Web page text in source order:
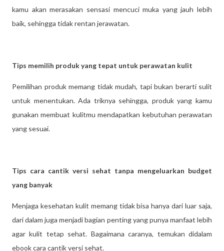
kamu akan merasakan sensasi mencuci muka yang jauh lebih
baik, sehingga tidak rentan jerawatan.
Tips memilih produk yang tepat untuk perawatan kulit
Pemilihan produk memang tidak mudah, tapi bukan berarti sulit
untuk menentukan. Ada triknya sehingga, produk yang kamu
gunakan membuat kulitmu mendapatkan kebutuhan perawatan
yang sesuai.
Tips cara cantik versi sehat tanpa mengeluarkan budget
yang banyak
Menjaga kesehatan kulit memang tidak bisa hanya dari luar saja,
dari dalam juga menjadi bagian penting yang punya manfaat lebih
agar kulit tetap sehat. Bagaimana caranya, temukan didalam
ebook cara cantik versi sehat.